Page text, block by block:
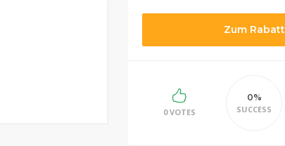
Zum Rabatt
0 VOTES
0%
SUCCESS